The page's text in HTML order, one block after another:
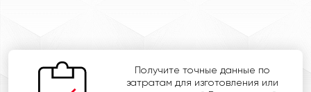
Получите точные данные по
затратам для изготовления или